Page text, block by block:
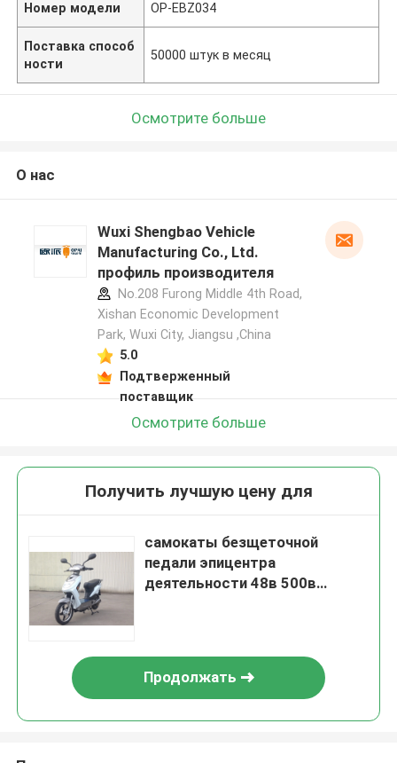
Номер модели OP-EBZ034
Поставка способ
ности
50000 штук в месяц
Осмотрите больше
О нас
Wuxi Shengbao Vehicle
Manufacturing Co., Ltd.
профиль производителя
No.208 Furong Middle 4th Road,
Xishan Economic Development
Park, Wuxi City, Jiangsu ,China
5.0
Подтверженный
поставщик
Осмотрите больше
Получить лучшую цену для
самокаты безщеточной
педали эпицентра
деятельности 48в 500в
Продолжать